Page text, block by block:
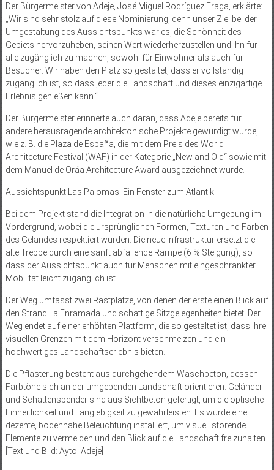
Der Bürgermeister von Adeje, José Miguel Rodríguez Fraga, erklärte:
„Wir sind sehr stolz auf diese Nominierung, denn unser Ziel bei der
Umgestaltung des Aussichtspunkts war es, die Schönheit des
Gebiets hervorzuheben, seinen Wert wiederherzustellen und ihn für
alle zugänglich zu machen, sowohl für Einwohner als auch für
Besucher. Wir haben den Platz so gestaltet, dass er vollständig
zugänglich ist, so dass jeder die Landschaft und dieses einzigartige
Erlebnis genießen kann.“
Der Bürgermeister erinnerte auch daran, dass Adeje bereits für
andere herausragende architektonische Projekte gewürdigt wurde,
wie z. B. die Plaza de España, die mit dem Preis des World
Architecture Festival (WAF) in der Kategorie „New and Old“ sowie mit
dem Manuel de Oráa Architecture Award ausgezeichnet wurde.
Aussichtspunkt Las Palomas: Ein Fenster zum Atlantik
Bei dem Projekt stand die Integration in die natürliche Umgebung im
Vordergrund, wobei die ursprünglichen Formen, Texturen und Farben
des Geländes respektiert wurden. Die neue Infrastruktur ersetzt die
alte Treppe durch eine sanft abfallende Rampe (6 % Steigung), so
dass der Aussichtspunkt auch für Menschen mit eingeschränkter
Mobilität leicht zugänglich ist.
Der Weg umfasst zwei Rastplätze, von denen der erste einen Blick auf
den Strand La Enramada und schattige Sitzgelegenheiten bietet. Der
Weg endet auf einer erhöhten Plattform, die so gestaltet ist, dass ihre
visuellen Grenzen mit dem Horizont verschmelzen und ein
hochwertiges Landschaftserlebnis bieten.
Die Pflasterung besteht aus durchgehendem Waschbeton, dessen
Farbtöne sich an der umgebenden Landschaft orientieren. Geländer
und Schattenspender sind aus Sichtbeton gefertigt, um die optische
Einheitlichkeit und Langlebigkeit zu gewährleisten. Es wurde eine
dezente, bodennahe Beleuchtung installiert, um visuell störende
Elemente zu vermeiden und den Blick auf die Landschaft freizuhalten.
[Text und Bild: Ayto. Adeje]